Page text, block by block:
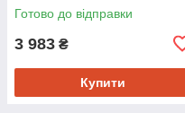
Готово до відправки
3 983 ₴
Купити